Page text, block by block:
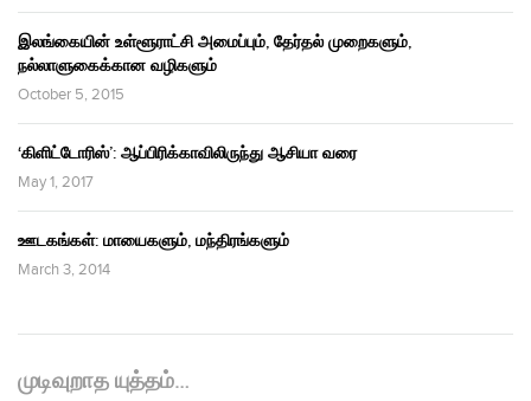
இலங்கையின் உள்ளூராட்சி அமைப்பும், தேர்தல் முறைகளும்,
நல்லாளுகைக்கான வழிகளும்
October 5, 2015
‘கிளிட்டோரிஸ்’: ஆப்பிரிக்காவிலிருந்து ஆசியா வரை
May 1, 2017
ஊடகங்கள்: மாயைகளும், மந்திரங்களும்
March 3, 2014
முடிவுறாத யுத்தம்…